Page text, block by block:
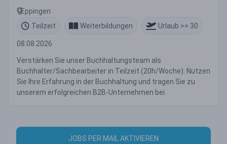
Eppingen
Teilzeit
Weiterbildungen Urlaub >= 30
08.08.2026
Verstärken Sie unser Buchhaltungsteam als
Buchhalter/Sachbearbeiter in Teilzeit (20h/Woche). Nutzen
Sie Ihre Erfahrung in der Buchhaltung und tragen Sie zu
unserem erfolgreichen B2B-Unternehmen bei.
JOBS PER MAIL AKTIVIEREN